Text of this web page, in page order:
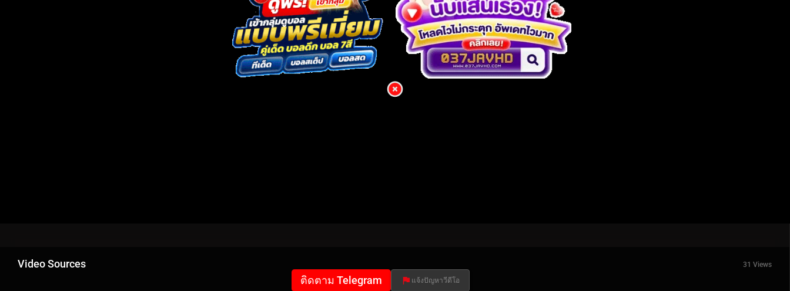
Video Sources 31 Views
ติดตาม Telegram แจ้งปัญหาวีดีโอ